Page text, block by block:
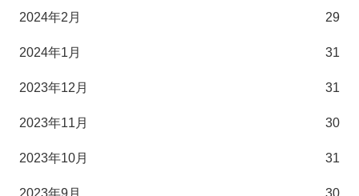
2024年2月 29
2024年1月 31
2023年12月 31
2023年11月 30
2023年10月 31
2023年9月 30